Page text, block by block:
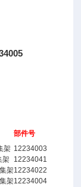
部件号
架 12234003
架 12234041
架12234022
架12234004